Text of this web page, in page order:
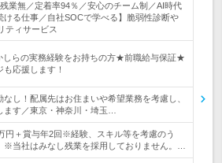
残業無／定着率94％／安心のチーム制／AI時代
ける仕事／自社SOCで学べる】脆弱性診断や
ティサービス
らの実務経験をお持ちの方★前職給与保証★
応援します！
なし！配属先はお住まいや希望業務を考慮し、
ます／東京・神奈川・埼玉…
円＋賞与年2回※経験、スキル等を考慮のう
※当社はみなし残業を採用しておりません。…